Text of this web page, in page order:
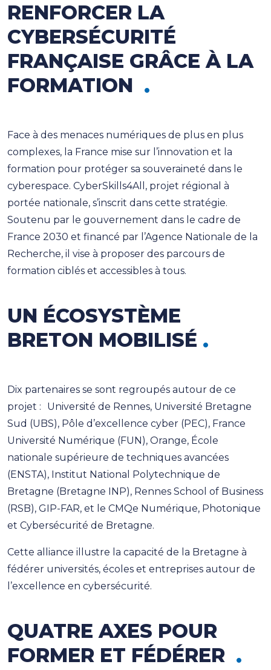
RENFORCER LA
CYBERSÉCURITÉ
FRANÇAISE GRÂCE À LA
FORMATION
Face à des menaces numériques de plus en plus
complexes, la France mise sur l’innovation et la
formation pour protéger sa souveraineté dans le
cyberespace. CyberSkills4All, projet régional à
portée nationale, s’inscrit dans cette stratégie.
Soutenu par le gouvernement dans le cadre de
France 2030 et financé par l’Agence Nationale de la
Recherche, il vise à proposer des parcours de
formation ciblés et accessibles à tous.
UN ÉCOSYSTÈME
BRETON MOBILISÉ
Dix partenaires se sont regroupés autour de ce
projet : Université de Rennes, Université Bretagne
Sud (UBS), Pôle d’excellence cyber (PEC), France
Université Numérique (FUN), Orange, École
nationale supérieure de techniques avancées
(ENSTA), Institut National Polytechnique de
Bretagne (Bretagne INP), Rennes School of Business
(RSB), GIP-FAR, et le CMQe Numérique, Photonique
et Cybersécurité de Bretagne.
Cette alliance illustre la capacité de la Bretagne à
fédérer universités, écoles et entreprises autour de
l’excellence en cybersécurité.
QUATRE AXES POUR
FORMER ET FÉDÉRER